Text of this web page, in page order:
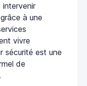
à une
vivre
sécurité est une
de